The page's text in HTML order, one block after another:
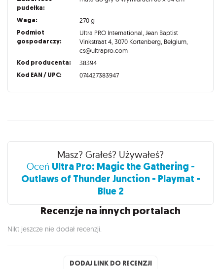
pudełka:
Waga: 270 g
Podmiot
gospodarczy:
Ultra PRO International, Jean Baptist
Vinkstraat 4, 3070 Kortenberg, Belgium,
cs@ultrapro.com
Kod producenta: 38394
Kod EAN / UPC: 074427383947
Recenzje
Masz? Grałeś? Używałeś?
Oceń Ultra Pro: Magic the Gathering -
Outlaws of Thunder Junction - Playmat -
Blue 2
Recenzje na innych portalach
Nikt jeszcze nie dodał recenzji.
DODAJ LINK DO RECENZJI